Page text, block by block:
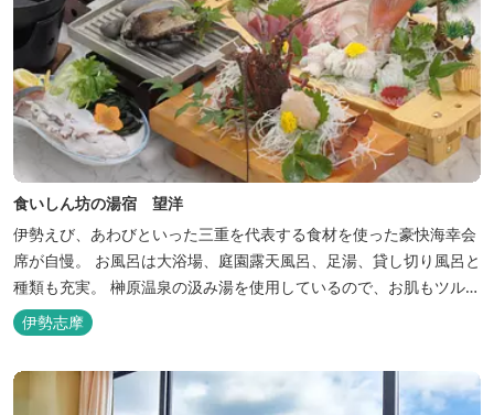
食いしん坊の湯宿 望洋
伊勢えび、あわびといった三重を代表する食材を使った豪快海幸会
席が自慢。 お風呂は大浴場、庭園露天風呂、足湯、貸し切り風呂と
種類も充実。 榊原温泉の汲み湯を使用しているので、お肌もツルツ
ルに。
伊勢志摩